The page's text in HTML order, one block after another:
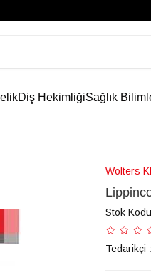
Diş HekimliğiSağlık
Wolters
Stok Kodu
Tedarikçi :